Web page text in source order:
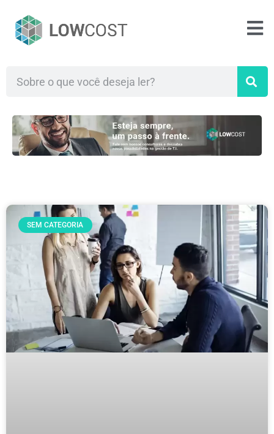
SEM CATEGORIA